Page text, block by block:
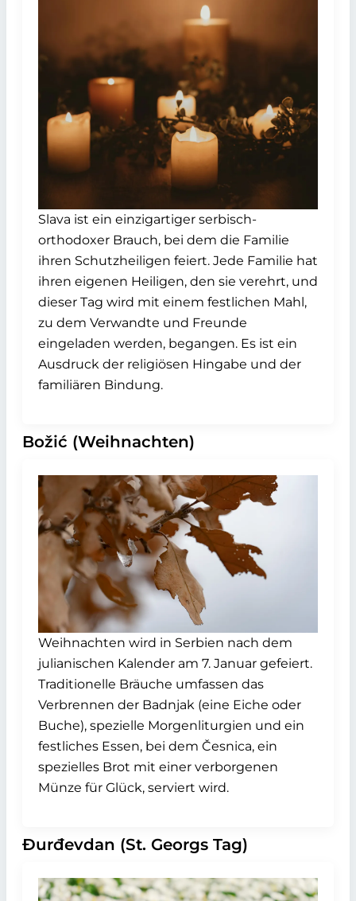
Slava ist ein einzigartiger serbisch-
orthodoxer Brauch, bei dem die Familie
ihren Schutzheiligen feiert. Jede Familie hat
ihren eigenen Heiligen, den sie verehrt, und
dieser Tag wird mit einem festlichen Mahl,
zu dem Verwandte und Freunde
eingeladen werden, begangen. Es ist ein
Ausdruck der religiösen Hingabe und der
familiären Bindung.
Božić (Weihnachten)
Weihnachten wird in Serbien nach dem
julianischen Kalender am 7. Januar gefeiert.
Traditionelle Bräuche umfassen das
Verbrennen der Badnjak (eine Eiche oder
Buche), spezielle Morgenliturgien und ein
festliches Essen, bei dem Česnica, ein
spezielles Brot mit einer verborgenen
Münze für Glück, serviert wird.
Đurđevdan (St. Georgs Tag)